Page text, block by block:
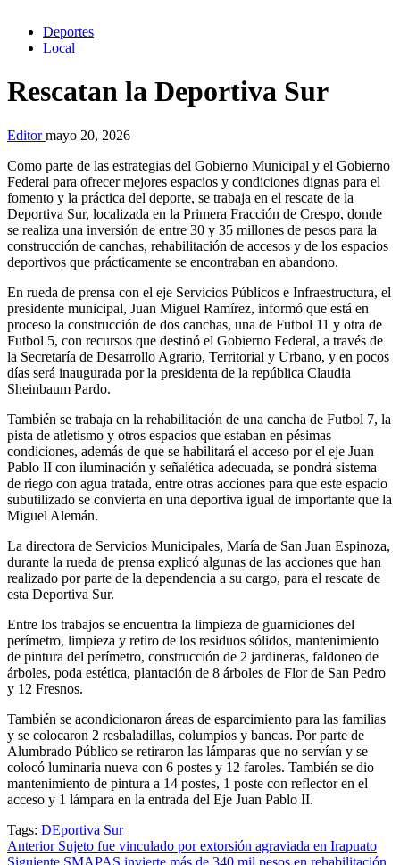
Deportes
Local
Rescatan la Deportiva Sur
Editormayo 20, 2026
Como parte de las estrategias del Gobierno Municipal y el Gobierno
Federal para ofrecer mejores espacios y condiciones dignas para el
fomento y la práctica del deporte, se trabaja en el rescate de la
Deportiva Sur, localizada en la Primera Fracción de Crespo, donde
se realiza una inversión de entre 30 y 35 millones de pesos para la
construcción de canchas, rehabilitación de accesos y de los espacios
deportivos que prácticamente se encontraban en abandono.
En rueda de prensa con el eje Servicios Públicos e Infraestructura, el
presidente municipal, Juan Miguel Ramírez, informó que está en
proceso la construcción de dos canchas, una de Futbol 11 y otra de
Futbol 5, con recursos que destinó el Gobierno Federal, a través de
la Secretaría de Desarrollo Agrario, Territorial y Urbano, y en pocos
días será inaugurada por la presidenta de la república Claudia
Sheinbaum Pardo.
También se trabaja en la rehabilitación de una cancha de Futbol 7, la
pista de atletismo y otros espacios que estaban en pésimas
condiciones, además de que se habilitará el acceso por el eje Juan
Pablo II con iluminación y señalética adecuada, se pondrá sistema
de riego con agua tratada, entre otras acciones para que este espacio
subutilizado se convierta en una deportiva igual de importante que la
Miguel Alemán.
La directora de Servicios Municipales, María de San Juan Espinoza,
durante la rueda de prensa explicó algunas de las acciones que han
realizado por parte de la dependencia a su cargo, para el rescate de
esta Deportiva Sur.
Entre los trabajos se encuentra la limpieza de guarniciones del
perímetro, limpieza y retiro de los residuos sólidos, mantenimiento
de pintura del perímetro, construcción de 2 jardineras, faldoneo de
árboles, poda estética, plantación de 8 árboles de Flor de San Pedro
y 12 Fresnos.
También se acondicionaron áreas de esparcimiento para las familias
y se colocaron 2 resbaladillas, columpios y bancas. Por parte de
Alumbrado Público se retiraron las lámparas que no servían y se
colocó luminaria nueva con 6 postes y 12 faroles. También se dio
mantenimiento de pintura a 14 postes, 1 poste con reflector en el
acceso y 1 lámpara en la entrada del Eje Juan Pablo II.
Tags: DEportiva Sur
Post
AnteriorSujeto fue vinculado por extorsión agraviada en Irapuato
Siguiente SMAPAS invierte más de 340 mil pesos en rehabilitación